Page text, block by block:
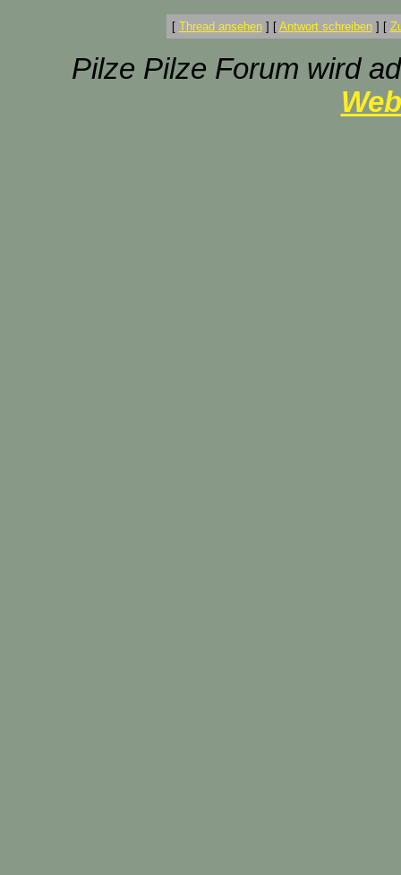
[ Thread ansehen] [ Antwort schreiben] [
Pilze Pilze Forum wird